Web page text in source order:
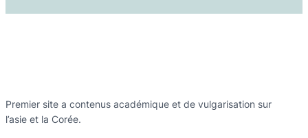
Premier site a contenus académique et de vulgarisation sur
l’asie et la Corée.